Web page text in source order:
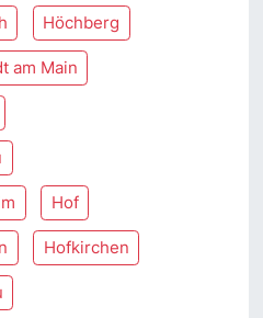
Höchberg
am Main
Hof
Hofkirchen